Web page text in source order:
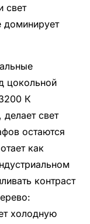
свет
доминирует
цокольной
К
свет
остаются
как
контраст
холодную